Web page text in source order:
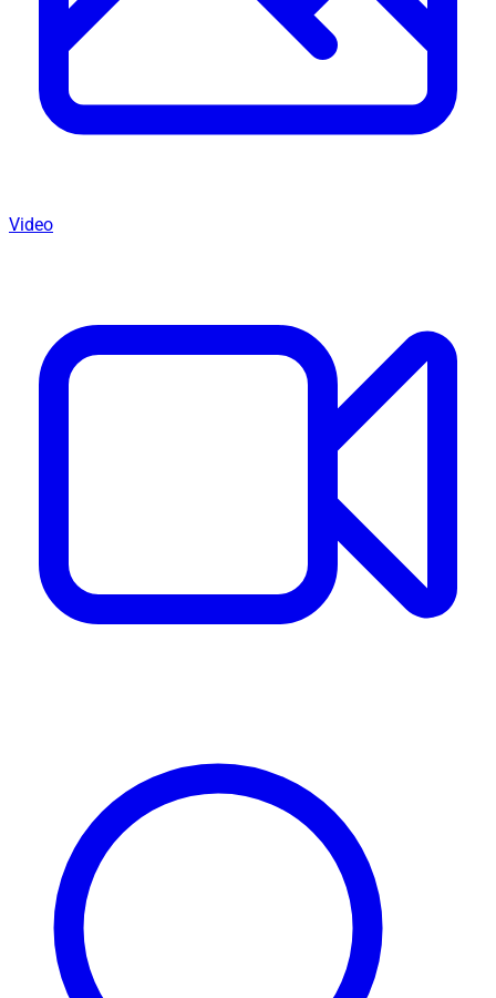
Video